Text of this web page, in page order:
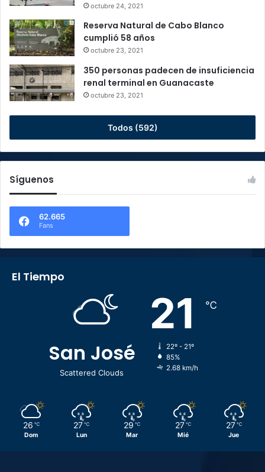
octubre 24, 2021
Reserva Natural de Cabo Blanco
cumplió 58 años
octubre 23, 2021
350 personas padecen de insuficiencia
renal terminal en Guanacaste
octubre 23, 2021
Todos (592)
Síguenos
62.665
Fans
El Tiempo
San José
Scattered Clouds
21 ℃
22º - 21º
85%
2.68 km/h
26 ℃
Dom
27 ℃
Lun
29 ℃
Mar
27 ℃
Mié
27 ℃
Jue